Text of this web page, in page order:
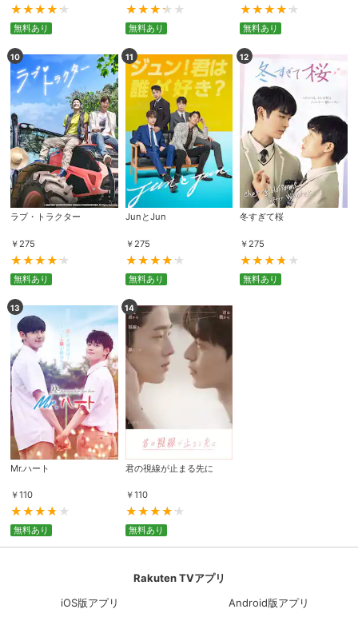
会員設定 会員情報 閉じる
会員情報変更
基本情報、本人連絡先、パスワード 、クレ
ジットカード情報の変更が可能です。
決済方法変更 決済方法の変更が可能です。
購入明細 ４ヵ月分の購入明細の確認が可能です。
Myクーポン
現在獲得済みのお得なクーポンを確認でき
ます。
購入履歴
レンタル、購入、定額見放題の購入履歴の
確認が可能です。こちらから視聴いただく
と便利です。
お気に入りに登録した作品を確認できま
閲覧履歴
サイト内の閲覧履歴を確認できます。履歴
の削除も可能です。
視聴年齢制限
サイト内で表示される作品の表示制限が可
能です。5段階の年齢区分から選択できま
無料あり 無料あり 無料あり
10
ラブ・トラクター
￥275
無料あり
11
JunとJun
￥275
無料あり
12
冬すぎて桜
￥275
無料あり
13
Mr.ハート
￥110
無料あり
14
君の視線が止まる先に
￥110
無料あり
Rakuten TVアプリ
iOS版アプリ
Android版アプリ